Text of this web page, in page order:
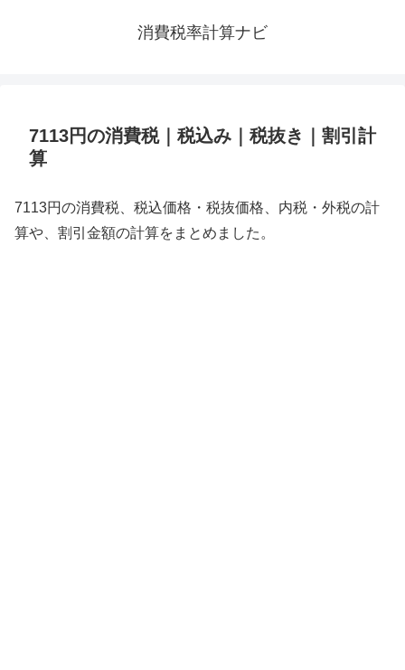
消費税率計算ナビ
7113円の消費税｜税込み｜税抜き｜割引計
算
7113円の消費税、税込価格・税抜価格、内税・外税の計
算や、割引金額の計算をまとめました。